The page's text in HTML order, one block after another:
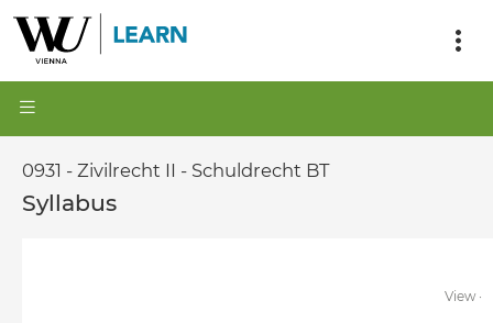
0931 - Zivilrecht II - Schuldrecht BT
Syllabus
View·